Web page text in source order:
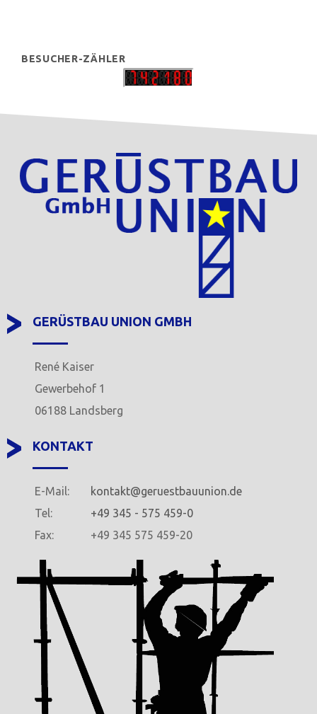
BESUCHER-ZÄHLER
GERÜSTBAU UNION GMBH
René Kaiser
Gewerbehof 1
06188 Landsberg
KONTAKT
E-Mail:
kontakt@geruestbauunion.de
Tel:
+49 345 - 575 459-0
Fax:
+49 345 575 459-20